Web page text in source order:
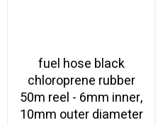
fuel hose black
chloroprene rubber
50m reel - 6mm inner,
10mm outer diameter